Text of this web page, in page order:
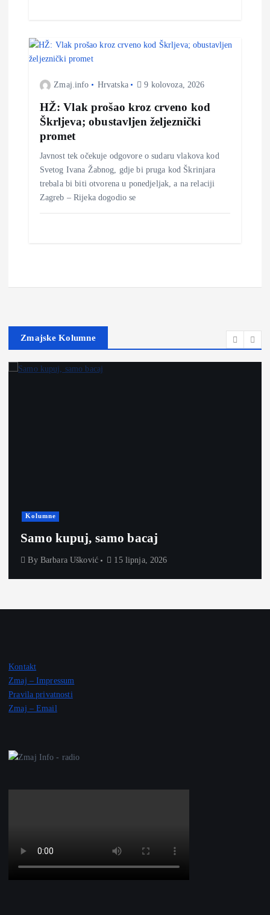
a
Zmaj.info Hrvatska 9 kolovoza, 2026
HŽ: Vlak prošao kroz crveno kod
Škrljeva; obustavljen željeznički
promet
Javnost tek očekuje odgovore o sudaru vlakova kod
Svetog Ivana Žabnog, gdje bi pruga kod Škrinjara
trebala bi biti otvorena u ponedjeljak, a na relaciji
Zagreb – Rijeka dogodio se
Zmajske Kolumne
Kolumne
Samo kupuj, samo bacaj
By Barbara Ušković 15 lipnja, 2026
Kontakt
Zmaj – Impressum
Pravila privatnosti
Zmaj – Email